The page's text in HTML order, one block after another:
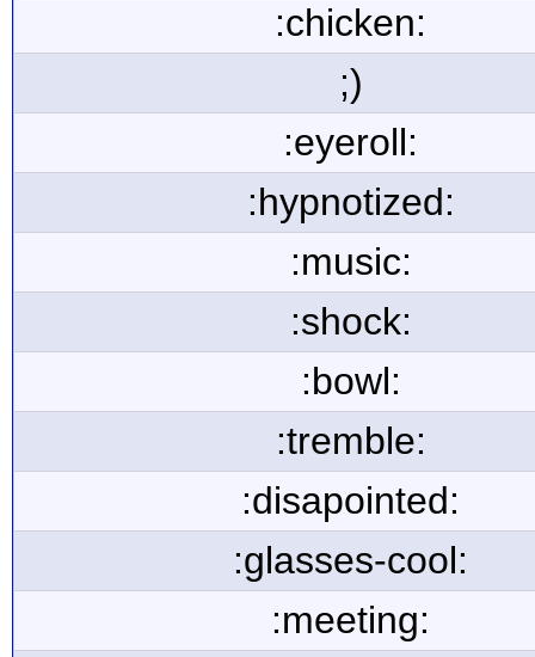
:chicken:
;)
:eyeroll:
:hypnotized:
:music:
:shock:
:bowl:
:tremble:
:disapointed:
:glasses-cool:
:meeting: